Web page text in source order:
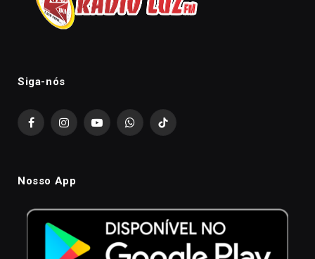
Siga-nós
FacebookInstagramYouTubeWhatsAppTikTok
Nosso App